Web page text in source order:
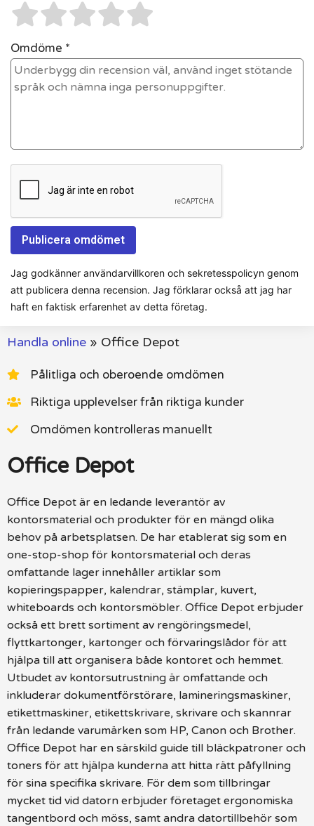
Omdöme *
Jag godkänner användarvillkoren och sekretesspolicyn genom
att publicera denna recension. Jag förklarar också att jag har
haft en faktisk erfarenhet av detta företag.
Handla online » Office Depot
Pålitliga och oberoende omdömen
Riktiga upplevelser från riktiga kunder
Omdömen kontrolleras manuellt
Office Depot
Office Depot är en ledande leverantör av
kontorsmaterial och produkter för en mängd olika
behov på arbetsplatsen. De har etablerat sig som en
one-stop-shop för kontorsmaterial och deras
omfattande lager innehåller artiklar som
kopieringspapper, kalendrar, stämplar, kuvert,
whiteboards och kontorsmöbler. Office Depot erbjuder
också ett brett sortiment av rengöringsmedel,
flyttkartonger, kartonger och förvaringslådor för att
hjälpa till att organisera både kontoret och hemmet.
Utbudet av kontorsutrustning är omfattande och
inkluderar dokumentförstörare, lamineringsmaskiner,
etikettmaskiner, etikettskrivare, skrivare och skannrar
från ledande varumärken som HP, Canon och Brother.
Office Depot har en särskild guide till bläckpatroner och
toners för att hjälpa kunderna att hitta rätt påfyllning
för sina specifika skrivare. För dem som tillbringar
mycket tid vid datorn erbjuder företaget ergonomiska
tangentbord och möss, samt andra datortillbehör som